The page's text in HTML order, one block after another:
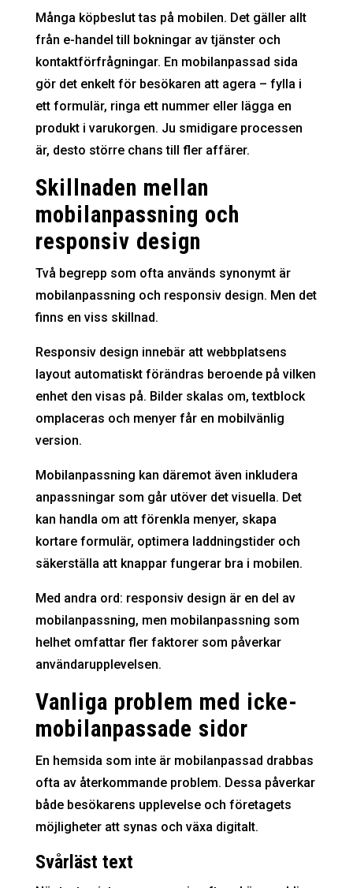
Många köpbeslut tas på mobilen. Det gäller allt
från e-handel till bokningar av tjänster och
kontaktförfrågningar. En mobilanpassad sida
gör det enkelt för besökaren att agera – fylla i
ett formulär, ringa ett nummer eller lägga en
produkt i varukorgen. Ju smidigare processen
är, desto större chans till fler affärer.
Skillnaden mellan
mobilanpassning och
responsiv design
Två begrepp som ofta används synonymt är
mobilanpassning och responsiv design. Men det
finns en viss skillnad.
Responsiv design innebär att webbplatsens
layout automatiskt förändras beroende på vilken
enhet den visas på. Bilder skalas om, textblock
omplaceras och menyer får en mobilvänlig
version.
Mobilanpassning kan däremot även inkludera
anpassningar som går utöver det visuella. Det
kan handla om att förenkla menyer, skapa
kortare formulär, optimera laddningstider och
säkerställa att knappar fungerar bra i mobilen.
Med andra ord: responsiv design är en del av
mobilanpassning, men mobilanpassning som
helhet omfattar fler faktorer som påverkar
användarupplevelsen.
Vanliga problem med icke-
mobilanpassade sidor
En hemsida som inte är mobilanpassad drabbas
ofta av återkommande problem. Dessa påverkar
både besökarens upplevelse och företagets
möjligheter att synas och växa digitalt.
Svårläst text